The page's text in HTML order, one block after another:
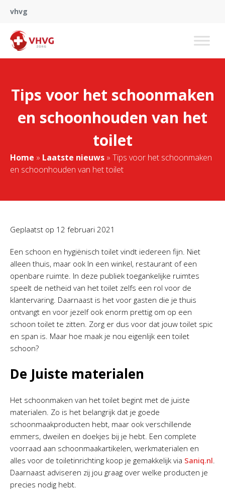
vhvg
Tips voor het schoonmaken
en schoonhouden van het
toilet
Home » Laatste nieuws » Tips voor het schoonmaken
en schoonhouden van het toilet
Geplaatst op 12 februari 2021
Een schoon en hygiënisch toilet vindt iedereen fijn. Niet
alleen thuis, maar ook In een winkel, restaurant of een
openbare ruimte. In deze publiek toegankelijke ruimtes
speelt de netheid van het toilet zelfs een rol voor de
klantervaring. Daarnaast is het voor gasten die je thuis
ontvangt en voor jezelf ook enorm prettig om op een
schoon toilet te zitten. Zorg er dus voor dat jouw toilet spic
en span is. Maar hoe maak je nou eigenlijk een toilet
schoon?
De Juiste materialen
Het schoonmaken van het toilet begint met de juiste
materialen. Zo is het belangrijk dat je goede
schoonmaakproducten hebt, maar ook verschillende
emmers, dweilen en doekjes bij je hebt. Een complete
voorraad aan schoonmaakartikelen, werkmaterialen en
alles voor de toiletinrichting koop je gemakkelijk via Saniq.nl.
Daarnaast adviseren zij jou graag over welke producten je
precies nodig hebt.